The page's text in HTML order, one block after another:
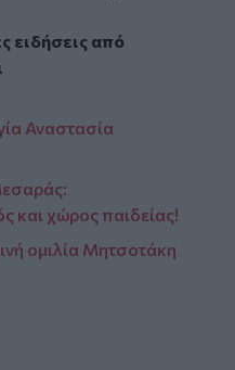
ειδήσεις από
Αναστασία
και χώρος παιδείας!
ομιλία Μητσοτάκη